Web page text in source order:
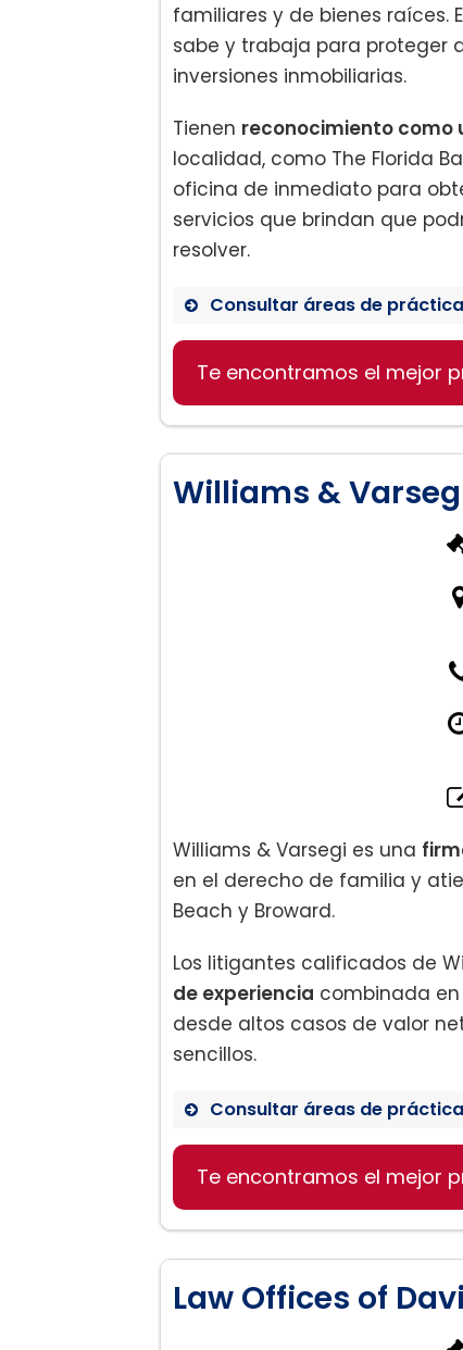
familiares y de bienes raíces.
sabe y trabaja para proteger
inversiones inmobiliarias.
Tienen reconocimiento como
localidad, como The Florida
oficina de inmediato para
servicios que brindan que
resolver.
Consultar áreas de
Ley familiar:
Te encontramos el mejor
Williams &
Williams & Varsegi es una
en el derecho de familia y
Beach y Broward.
Los litigantes calificados de
de experiencia combinada
desde altos casos de valor
sencillos.
Consultar áreas de
Ley familiar:
Te encontramos el mejor
Law Offices of